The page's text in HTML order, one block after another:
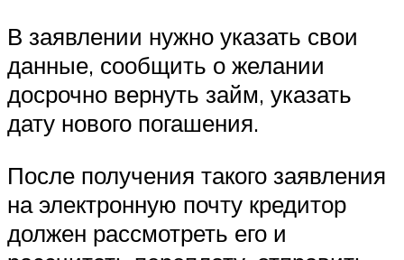
В заявлении нужно указать свои
данные, сообщить о желании
досрочно вернуть займ, указать
дату нового погашения.
После получения такого заявления
на электронную почту кредитор
должен рассмотреть его и